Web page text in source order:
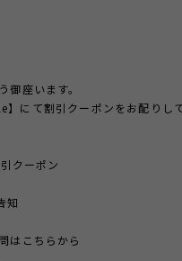
御座います。
にて割引クーポンをお配りして
クーポン
知
はこちらから